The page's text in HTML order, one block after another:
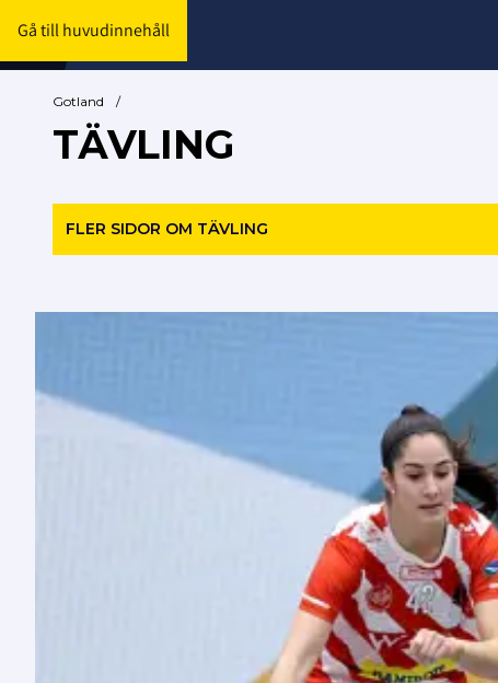
Gå till huvudinnehåll
Gotland /
TÄVLING
FLER SIDOR OM TÄVLING